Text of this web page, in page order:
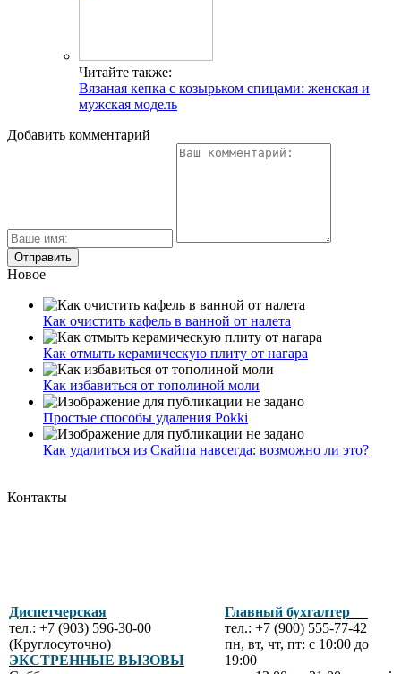
Читайте также:
Вязаная кепка с козырьком спицами: женская и
мужская модель
Добавить комментарий
Новое
Как очистить кафель в ванной от налета
Как отмыть керамическую плиту от нагара
Как избавиться от тополиной моли
Простые способы удаления Pokki
Как удалиться из Скайпа навсегда: возможно ли это?
Контакты
Диспетчерская
тел.: +7 (903) 596-30-00
(Круглосуточно)
ЭКСТРЕННЫЕ ВЫЗОВЫ
Главный бухгалтер
тел.: +7 (900) 555-77-42
пн, вт, чт, пт: с 10:00 до
19:00
.